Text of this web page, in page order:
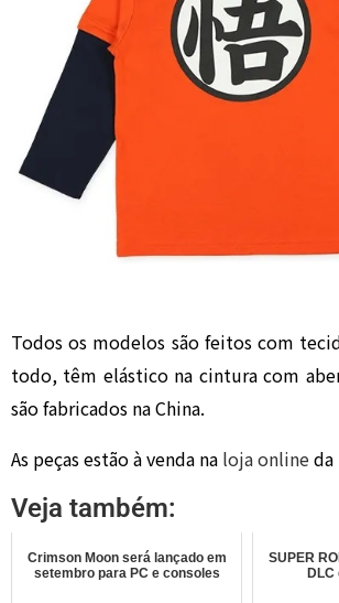
Todos os modelos são feitos com
todo, têm elástico na cintura com
são fabricados na China.
As peças estão à venda na loja onlineda
Veja também:
Crimson Moon será lançado em
setembro para PC e consoles
SUPER